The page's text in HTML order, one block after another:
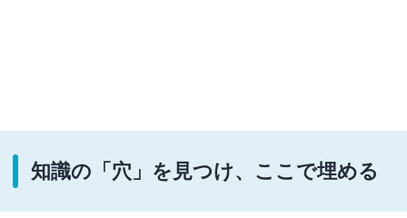
知識の「穴」を見つけ、ここで埋める